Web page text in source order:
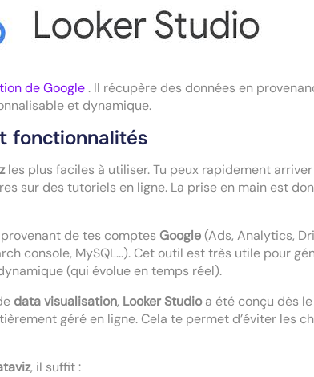
de Google. Il récupère des données en
et dynamique.
fonctionnalités
les plus faciles à utiliser. Tu peux rapidement
sur des tutoriels en ligne. La prise en main est
de tes comptes Google(Ads, Analytics,
console, MySQL...). Cet outil est très utile pour
(qui évolue en temps réel).
data visualisation, Looker Studioa été conçu dès
géré en ligne. Cela te permet d’éviter les
, il suffit :